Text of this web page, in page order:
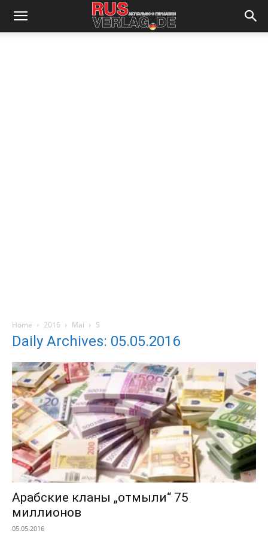
Home 2016 Mai 5
Daily Archives: 05.05.2016
Арабские кланы „отмыли“ 75
миллионов
05.05.2016